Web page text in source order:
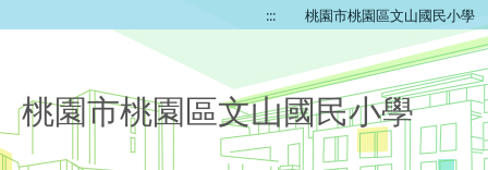
::: 桃園市桃園區文山國民小學
桃園市桃園區文山國民小學